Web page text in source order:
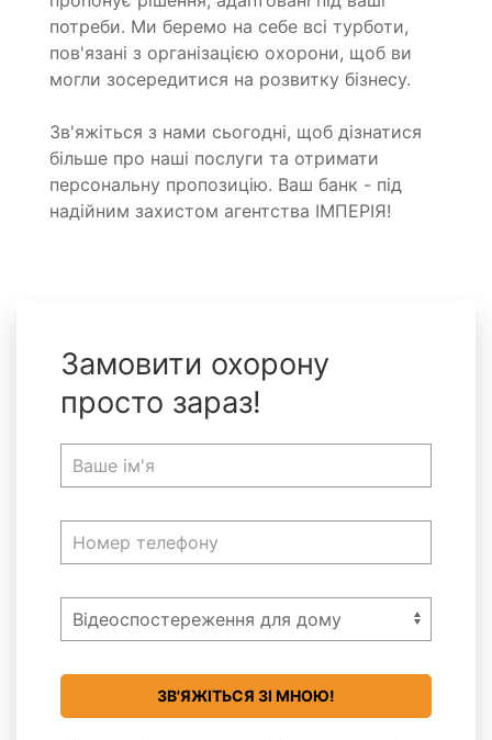
потреби. Ми беремо на себе всі турботи,
пов'язані з організацією охорони, щоб ви
могли зосередитися на розвитку бізнесу.
Зв'яжіться з нами сьогодні, щоб дізнатися
більше про наші послуги та отримати
персональну пропозицію. Ваш банк - під
надійним захистом агентства ІМПЕРІЯ!
Замовити охорону
просто зараз!